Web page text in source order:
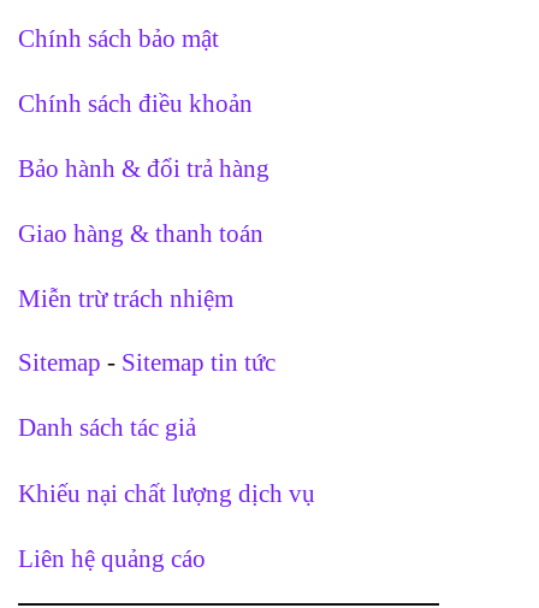
Chính sách bảo mật
Chính sách điều khoản
Bảo hành & đổi trả hàng
Giao hàng & thanh toán
Miễn trừ trách nhiệm
Sitemap - Sitemap tin tức
Danh sách tác giả
Khiếu nại chất lượng dịch vụ
Liên hệ quảng cáo